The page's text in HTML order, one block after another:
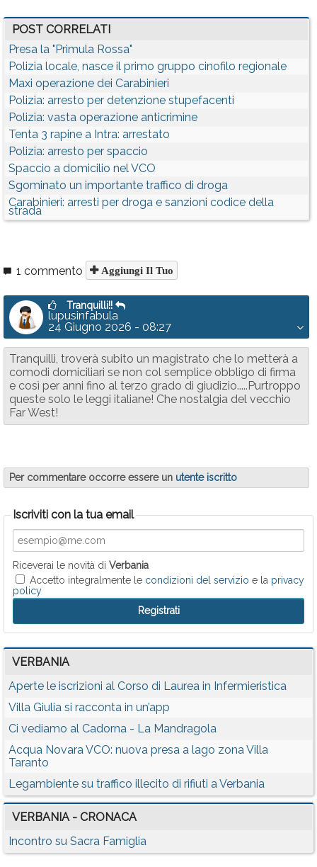
POST CORRELATI
Presa la "Primula Rossa"
Polizia locale, nasce il primo gruppo cinofilo regionale
Maxi operazione dei Carabinieri
Polizia: arresto per detenzione stupefacenti
Polizia: vasta operazione anticrimine
Tenta 3 rapine a Intra: arrestato
Polizia: arresto per spaccio
Spaccio a domicilio nel VCO
Sgominato un importante traffico di droga
Carabinieri: arresti per droga e sanzioni codice della
strada
1 commento Aggiungi Il Tuo
Tranquilli!!
lupusinfabula
24 Giugno 2026 - 08:27
Tranquilli, troverà subito un magistrato che lo metterà a
comodi domiciliari se non col semplice obbligo di firma
e così per anni fino al terzo grado di giudizio.....Purtroppo
queste solo le leggi italiane! Che nostalgia del vecchio
Far West!
Per commentare occorre essere un utente iscritto
Iscriviti con la tua email
Riceverai le novità di Verbania
Accetto integralmente le condizioni del servizio e la privacy
policy
VERBANIA
Aperte le iscrizioni al Corso di Laurea in Infermieristica
Villa Giulia si racconta in un’app
Ci vediamo al Cadorna - La Mandragola
Acqua Novara VCO: nuova presa a lago zona Villa
Taranto
Legambiente su traffico illecito di rifiuti a Verbania
VERBANIA - CRONACA
Incontro su Sacra Famiglia